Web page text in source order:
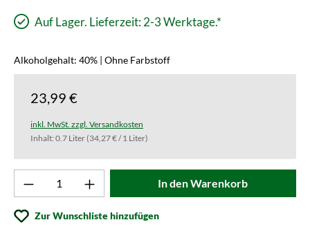
Auf Lager. Lieferzeit: 2-3 Werktage.*
Alkoholgehalt: 40% | Ohne Farbstoff
23,99 €
inkl. MwSt. zzgl. Versandkosten
Inhalt: 0.7 Liter(34,27 € / 1 Liter)
Produkt Anzahl: Gib den gewünschten
In den Warenkorb
Zur Wunschliste hinzufügen